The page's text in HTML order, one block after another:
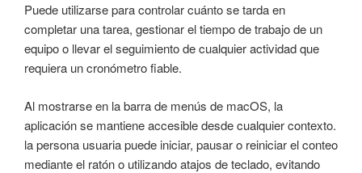
Puede utilizarse para controlar cuánto se tarda en
completar una tarea, gestionar el tiempo de trabajo de un
equipo o llevar el seguimiento de cualquier actividad que
requiera un cronómetro fiable.
Al mostrarse en la barra de menús de macOS, la
aplicación se mantiene accesible desde cualquier contexto.
la persona usuaria puede iniciar, pausar o reiniciar el conteo
mediante el ratón o utilizando atajos de teclado, evitando